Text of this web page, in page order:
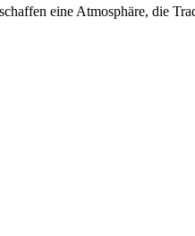
eine Atmosphäre, die